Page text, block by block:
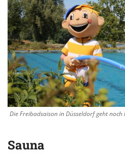
Die Freibadsaison in Düsseldorf geht noch
Sauna